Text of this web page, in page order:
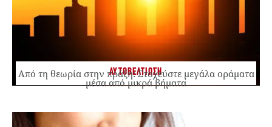
ΑΥΤΟΒΕΛΤΙΩΣΗ
Από τη θεωρία στην πράξη: Στοχεύστε μεγάλα οράματα
μέσα από μικρά βήματα